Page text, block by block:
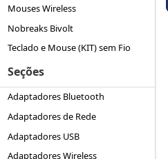
Mouses Wireless
Nobreaks Bivolt
Teclado e Mouse (KIT) sem Fio
Seções
Adaptadores Bluetooth
Adaptadores de Rede
Adaptadores USB
Adaptadores Wireless